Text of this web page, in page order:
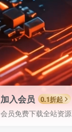
加入会员 0.1折起
会员免费下载全站资源